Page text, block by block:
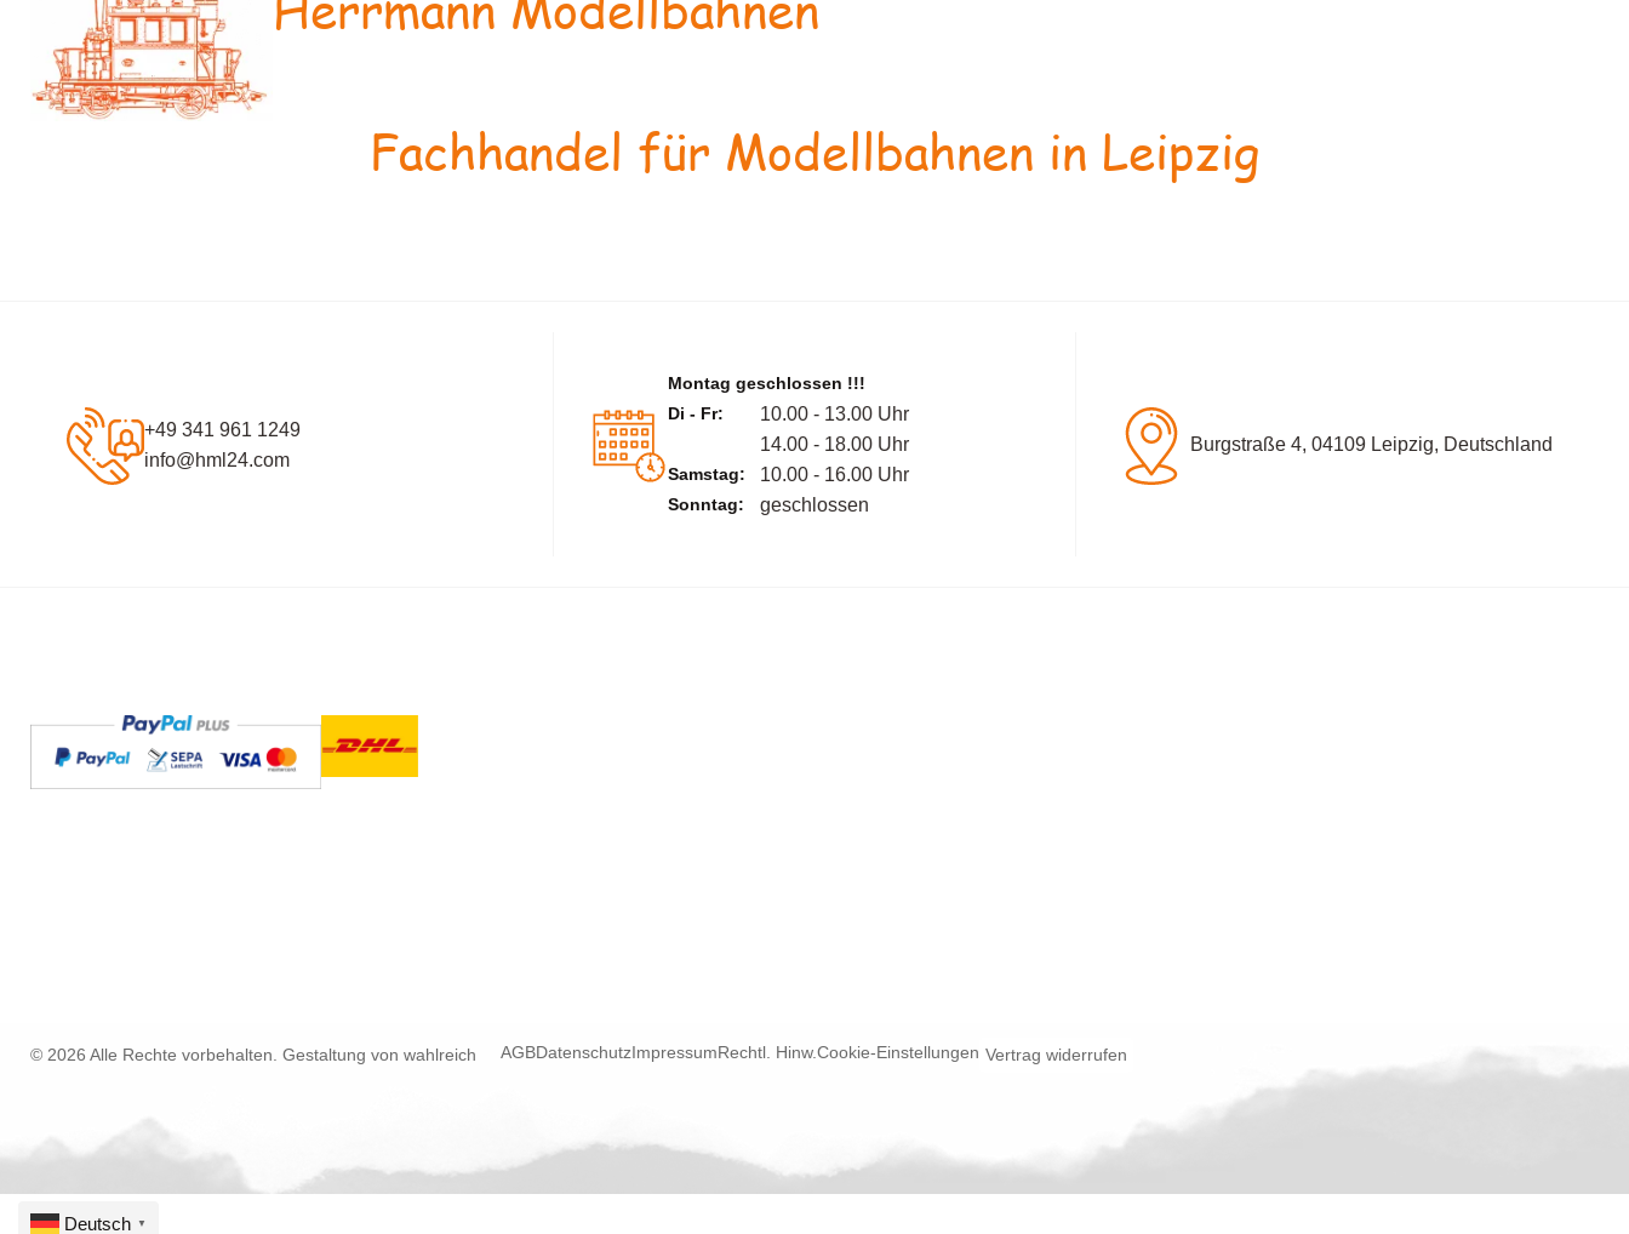
Fachhandel für Modellbahnen in Leipzig
+49 341 961 1249
info@hml24.com
Montag geschlossen !!!
Di - Fr:
10.00 - 13.00 Uhr
14.00 - 18.00 Uhr
Samstag: 10.00 - 16.00 Uhr
Sonntag: geschlossen
Burgstraße 4, 04109 Leipzig, Deutschland
© 2026 Alle Rechte vorbehalten. Gestaltung von wahlreich AGBDatenschutzImpressumRechtl. Hinw.Cookie-Einstellungen Vertrag widerrufen
Deutsch ▼